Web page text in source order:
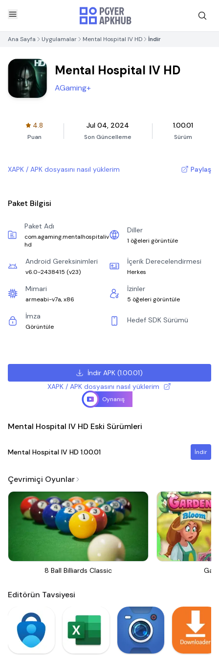
Ana Sayfa Uygulamalar Mental Hospital IV HD İndir
Mental Hospital IV HD
AGaming+
4.8
Puan
Jul 04, 2024
Son Güncelleme
1.00.01
Sürüm
XAPK / APK dosyasını nasıl yüklerim Paylaş
Paket Bilgisi
Paket Adı
com.agaming.mentalhospitaliv
hd
Diller
1 öğeleri görüntüle
Android Gereksinimleri
v6.0-2438415 (v23)
İçerik Derecelendirmesi
Herkes
Mimari
armeabi-v7a, x86
İzinler
5 öğeleri görüntüle
İmza
Görüntüle
Hedef SDK Sürümü
İndir APK (1.00.01)
XAPK / APK dosyasını nasıl yüklerim
Oynanış
Mental Hospital IV HD Eski Sürümleri
Mental Hospital IV HD 1.00.01 İndir
Çevrimiçi Oyunlar
8 Ball Billiards Classic
Editörün Tavsiyesi